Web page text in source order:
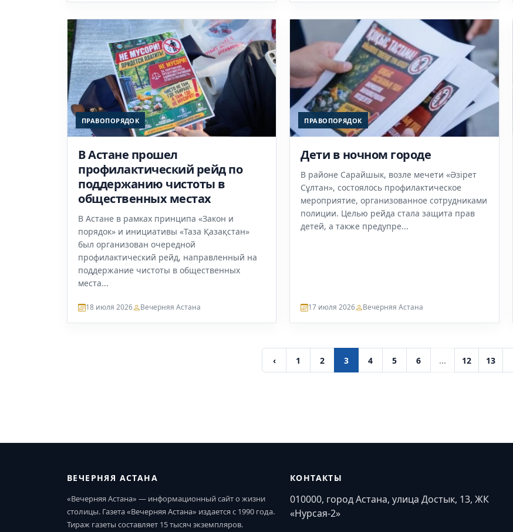
ПРАВОПОРЯДОК
В Астане прошел
профилактический рейд по
поддержанию чистоты в
общественных местах
В Астане в рамках принципа «Закон и
порядок» и инициативы «Таза Қазақстан»
был организован очередной
профилактический рейд, направленный на
поддержание чистоты в общественных
места...
18 июля 2026 Вечерняя Астана
ПРАВОПОРЯДОК
Дети в ночном городе
В районе Сарайшык, возле мечети «Әзірет
Сұлтан», состоялось профилактическое
мероприятие, организованное сотрудниками
полиции. Целью рейда стала защита прав
детей, а также предупре...
17 июля 2026 Вечерняя Астана
‹ 1 2 3 4 5 6 ... 12 13
ВЕЧЕРНЯЯ АСТАНА
«Вечерняя Астана» — информационный сайт о жизни
столицы. Газета «Вечерняя Астана» издается с 1990 года.
Тираж газеты составляет 15 тысяч экземпляров.
КОНТАКТЫ
010000, город Астана, улица Достык, 13, ЖК
«Нурсая-2»